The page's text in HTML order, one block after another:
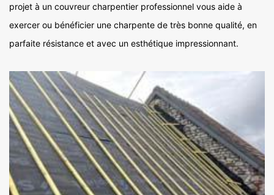
projet à un couvreur charpentier professionnel vous aide à
exercer ou bénéficier une charpente de très bonne qualité, en
parfaite résistance et avec un esthétique impressionnant.